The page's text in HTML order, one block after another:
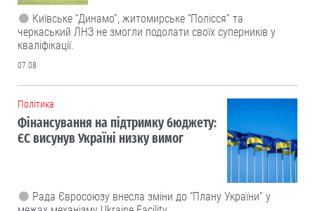
Київське “Динамо”, житомирське “Полісся” та
черкаський ЛНЗ не змогли подолати своїх суперників у
кваліфікації.
07.08
Політика
Фінансування на підтримку бюджету:
ЄС висунув Україні низку вимог
Рада Євросоюзу внесла зміни до “Плану України” у